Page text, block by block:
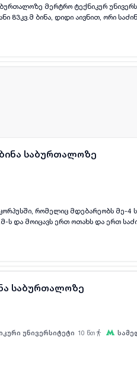
მერტრო ტექნიკურ
83კვ.მ ბინა, დიდი აივნით, ორი
მაცივარი და დუშკაბინა.
საბურთალოზე
რომელიც მდებარეობს მე-4
ს და მოიცავს ერთ ოთახს და ერთ
დასასვენებლად. განლაგება
ქალაქში. ძველი აშენებული კორპ
საბურთალოზე
უნივერსიტეტი 10 წთ